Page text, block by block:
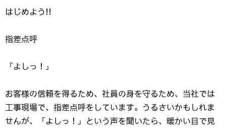
はじめよう!!
指差点呼
「よしっ！」
お客様の信頼を得るため、社員の身を守るため、当社では
工事現場で、指差点呼をしています。うるさいかもしれま
せんが、「よしっ！」という声を聞いたら、暖かい目で見